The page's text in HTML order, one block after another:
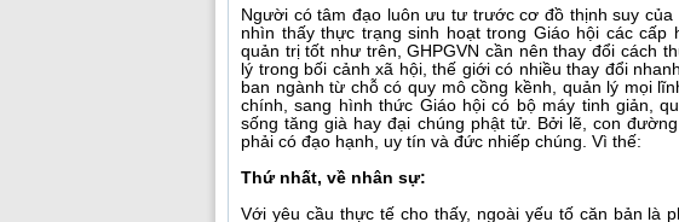
Người có tâm đạo luôn ưu tư trước cơ đồ thịnh suy
nhìn thấy thực trạng sinh hoạt trong Giáo hội các
quản trị tốt như trên, GHPGVN cần nên thay đổi cách
lý trong bối cảnh xã hội, thế giới có nhiều thay đổi
ban ngành từ chỗ có quy mô cồng kềnh, quản lý mọi
chính, sang hình thức Giáo hội có bộ máy tinh giản,
sống tăng già hay đại chúng phật tử. Bởi lẽ, con
phải có đạo hạnh, uy tín và đức nhiếp chúng. Vì thế:
Thứ nhất, về nhân sự:
Với yêu cầu thực tế cho thấy, ngoài yếu tố căn bản là